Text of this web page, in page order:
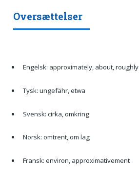
Oversættelser
Engelsk: approximately, about, roughly
Tysk: ungefähr, etwa
Svensk: cirka, omkring
Norsk: omtrent, om lag
Fransk: environ, approximativement